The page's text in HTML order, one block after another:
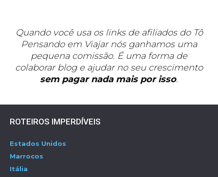
Quando você usa os links de afiliados do Tô
Pensando em Viajar nós ganhamos uma
pequena comissão. É uma forma de
colaborar blog e ajudar no seu crescimento
sem pagar nada mais por isso.
ROTEIROS IMPERDÍVEIS
Estados Unidos
Marrocos
Itália